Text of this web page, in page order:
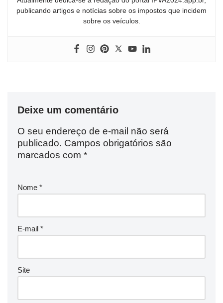
publicando artigos e notícias sobre os impostos que incidem
sobre os veículos.
Deixe um comentário
O seu endereço de e-mail não será
publicado. Campos obrigatórios são
marcados com *
Nome *
E-mail *
Site